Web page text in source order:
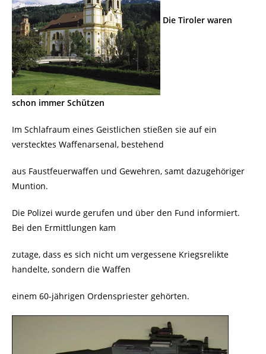
Die Tiroler waren
schon immer Schützen
Im Schlafraum eines Geistlichen stießen sie auf ein
verstecktes Waffenarsenal, bestehend
aus Faustfeuerwaffen und Gewehren, samt dazugehöriger
Muntion.
Die Polizei wurde gerufen und über den Fund informiert.
Bei den Ermittlungen kam
zutage, dass es sich nicht um vergessene Kriegsrelikte
handelte, sondern die Waffen
einem 60-jährigen Ordenspriester gehörten.